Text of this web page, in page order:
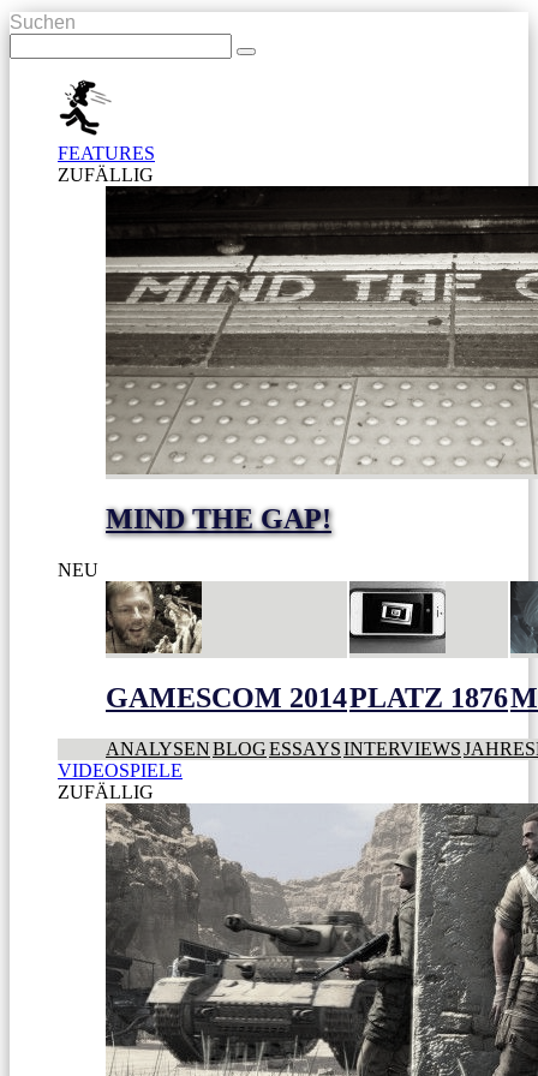
Suchen
FEATURES
ZUFÄLLIG
MIND THE GAP!
NEU
GAMESCOM 2014PLATZ 1876
ANALYSENBLOGESSAYSINTERVIEWS
VIDEOSPIELE
ZUFÄLLIG